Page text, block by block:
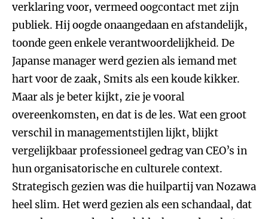
verklaring voor, vermeed oogcontact met zijn
publiek. Hij oogde onaangedaan en afstandelijk,
toonde geen enkele verantwoordelijkheid. De
Japanse manager werd gezien als iemand met
hart voor de zaak, Smits als een koude kikker.
Maar als je beter kijkt, zie je vooral
overeenkomsten, en dat is de les. Wat een groot
verschil in managementstijlen lijkt, blijkt
vergelijkbaar professioneel gedrag van CEO’s in
hun organisatorische en culturele context.
Strategisch gezien was die huilpartij van Nozawa
heel slim. Het werd gezien als een schandaal, dat